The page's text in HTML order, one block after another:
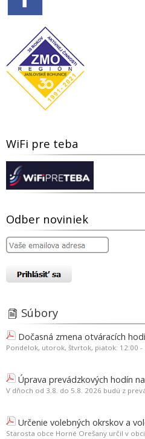
WiFi pre teba
Odber noviniek
Súbory
Dočasná zmena otváracích
Pondelok, utorok, štvrtok, piatok: 12:00 -
Úprava prevádzkových hodín
V dňoch od 3.8. do 5.8. 2026 budú z
Určenie volebných okrskov a
Starosta obce Horné Orešany určil v